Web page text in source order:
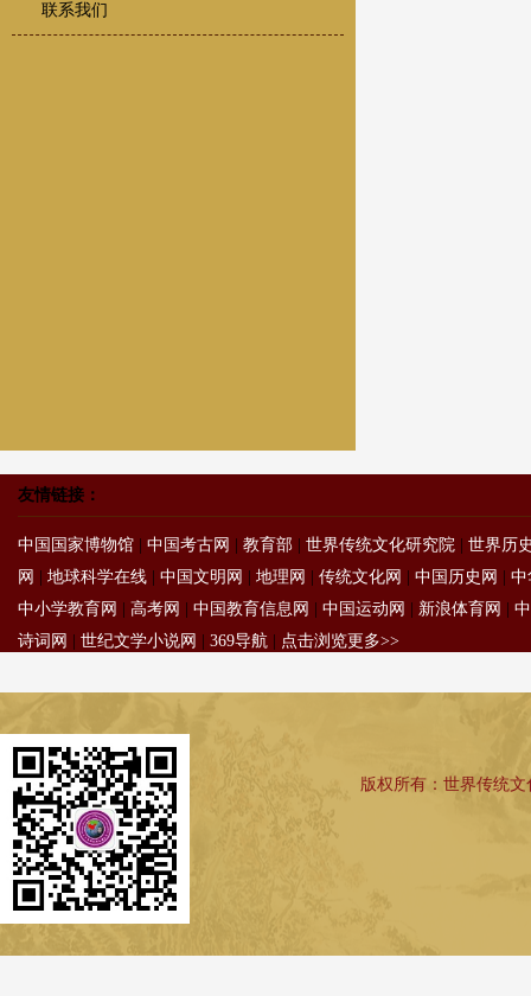
联系我们
友情链接：
中国国家博物馆 中国考古网 教育部 世界传统文化研究院
世界历
网
地球科学在线 中国文明网 地理网 传统文化网 中国历史网
中
中小学教育网
高考网 中国教育信息网 中国运动网 新浪体育网
诗词网
世纪文学小说网 369导航 点击浏览更多>>
版权所有：世界传统